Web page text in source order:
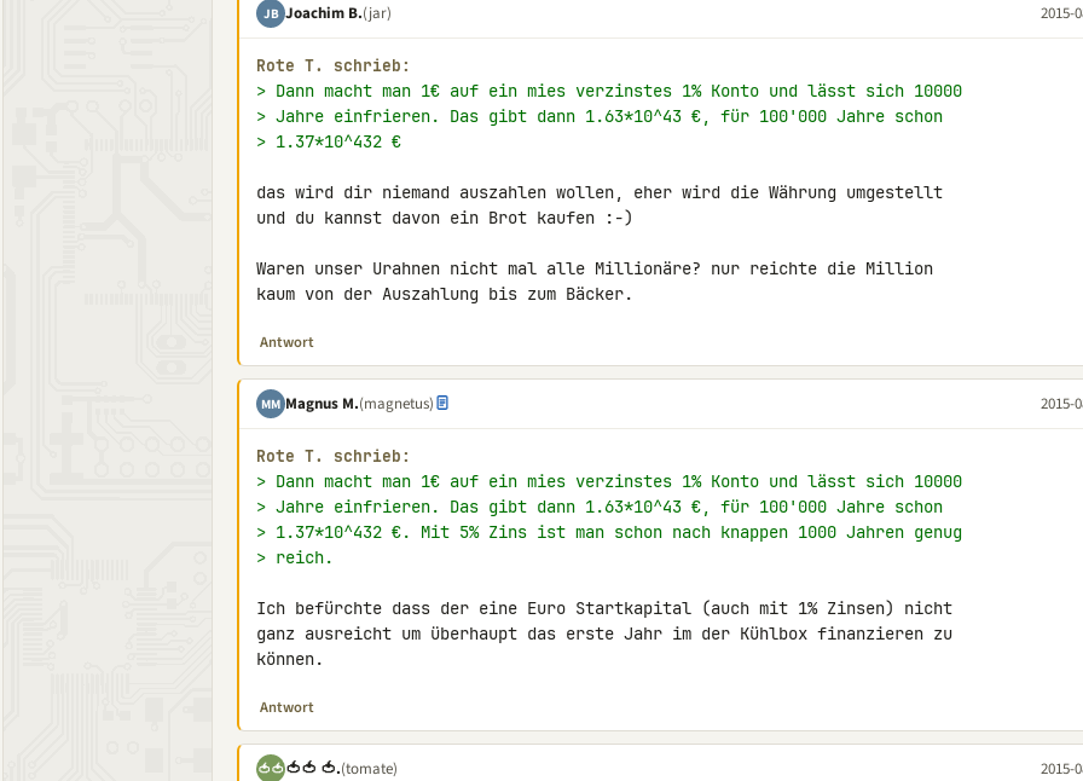
JB Joachim B.(jar) 2015-
Rote T. schrieb:
> Dann macht man 1€ auf ein mies verzinstes 1% Konto und lässt sich 10000
> Jahre einfrieren. Das gibt dann 1.63*10^43 €, für 100'000 Jahre schon
> 1.37*10^432 €
das wird dir niemand auszahlen wollen, eher wird die Währung umgestellt
und du kannst davon ein Brot kaufen :-)
Waren unser Urahnen nicht mal alle Millionäre? nur reichte die Million
kaum von der Auszahlung bis zum Bäcker.
Antwort
MM Magnus M.(magnetus) 2015-
Rote T. schrieb:
> Dann macht man 1€ auf ein mies verzinstes 1% Konto und lässt sich 10000
> Jahre einfrieren. Das gibt dann 1.63*10^43 €, für 100'000 Jahre schon
> 1.37*10^432 €. Mit 5% Zins ist man schon nach knappen 1000 Jahren genug
> reich.
Ich befürchte dass der eine Euro Startkapital (auch mit 1% Zinsen) nicht
ganz ausreicht um überhaupt das erste Jahr im der Kühlbox finanzieren zu
können.
Antwort
🍅🍅🍅🍅 🍅.(tomate) 2015-